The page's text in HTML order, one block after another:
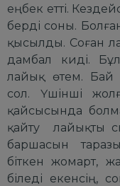
еңбек етті.
берді соны.
қысылды. Соған
дамбал киді.
лайық өтем. Бай
сол. Үшінші
қайсысында
қайту лайықты
баршасын
біткен жомарт,
біледі екенсің,